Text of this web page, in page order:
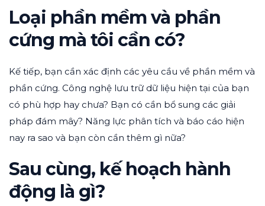
Loại phần mềm và phần
cứng mà tôi cần có?
Kế tiếp, bạn cần xác định các yêu cầu về phần mềm và
phần cứng. Công nghệ lưu trữ dữ liệu hiện tại của bạn
có phù hợp hay chưa? Bạn có cần bổ sung các giải
pháp đám mây? Năng lực phân tích và báo cáo hiện
nay ra sao và bạn còn cần thêm gì nữa?
Sau cùng, kế hoạch hành
động là gì?